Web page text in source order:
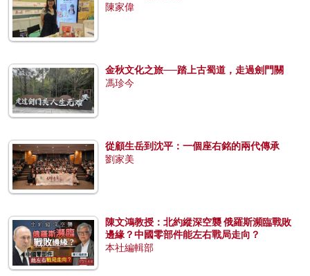
陳家偉
金秋文化之旅──踏上古蜀道，走過劍門關
馮珍今
從顧生岳到沈平：一個座右銘的兩代傳承
劉家美
陳文鴻教授：北約縱深空襲 俄羅斯瀕臨戰敗
邊緣？中國零部件能左右戰局走向？
本社編輯部